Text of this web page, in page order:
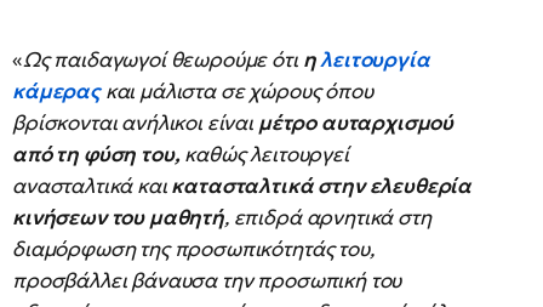
«Ως παιδαγωγοί θεωρούμε ότι ηλειτουργία
κάμεραςκαι μάλιστα σε χώρους όπου
βρίσκονται ανήλικοι είναι μέτρο αυταρχισμού
από τη φύση του, καθώς λειτουργεί
ανασταλτικά καικατασταλτικά στην ελευθερία
κινήσεων του μαθητή, επιδρά αρνητικά στη
διαμόρφωση της προσωπικότητάς του,
προσβάλλει βάναυσα την προσωπική του